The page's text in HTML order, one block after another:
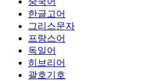
한글고어
그리스문자
프랑스어
독일어
히브리어
괄호기호